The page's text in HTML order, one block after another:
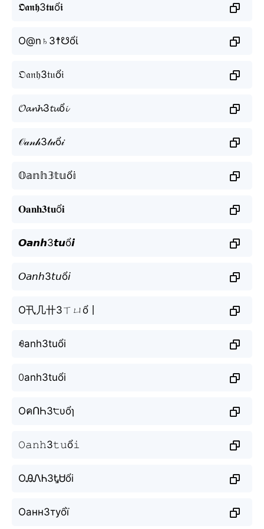
𝕺𝖆𝖓𝖍3𝖙𝖚ổ𝖎
O@n♄3☨☋ổί
𝔒𝔞𝔫𝔥3𝔱𝔲ổ𝔦
𝓞𝓪𝓷𝓱3𝓽𝓾ổ𝓲
𝒪𝒶𝓃𝒽3𝓉𝓊ổ𝒾
𝕆𝕒𝕟𝕙𝟛𝕥𝕦ổ𝕚
𝐎𝐚𝐧𝐡𝟑𝐭𝐮ổ𝐢
𝙊𝙖𝙣𝙝3𝙩𝙪ổ𝙞
𝘖𝘢𝘯𝘩3𝘵𝘶ổ𝘪
O卂几卄3ㄒㄩổ丨
ꆂanh3tuổi
ꄲanh3tuổi
OคՈҺ3੮υổɿ
𝙾𝚊𝚗𝚑3𝚝𝚞ổ𝚒
OᎯᏁᏂ3ᎿᏌổi
Оанн3туổї